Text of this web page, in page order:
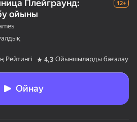
Плейграунд:
ойыны
12+
Рейтингі 4,3 Ойыншыларды бағалау
Ойнау